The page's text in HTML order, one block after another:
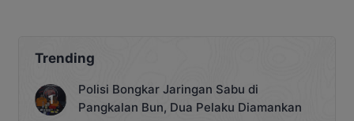
Trending
Polisi Bongkar Jaringan Sabu di
Pangkalan Bun, Dua Pelaku Diamankan